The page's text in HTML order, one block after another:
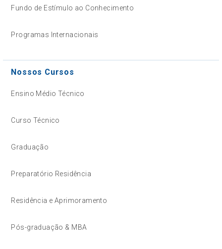
Fundo de Estímulo ao Conhecimento
Programas Internacionais
Nossos Cursos
Ensino Médio Técnico
Curso Técnico
Graduação
Preparatório Residência
Residência e Aprimoramento
Pós-graduação & MBA